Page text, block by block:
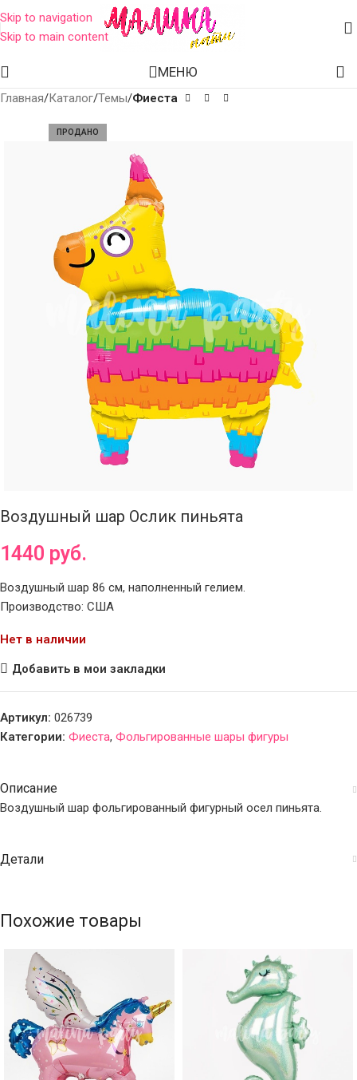
Skip to navigation
Skip to main content
МЕНЮ
Главная Каталог Темы Фиеста
ПРОДАНО
Воздушный шар Ослик пиньята
1440 руб.
Воздушный шар 86 см, наполненный гелием.
Производство: США
Нет в наличии
Добавить в мои закладки
Артикул: 026739
Категории: Фиеста, Фольгированные шары фигуры
Описание
Воздушный шар фольгированный фигурный осел пиньята.
Детали
Похожие товары